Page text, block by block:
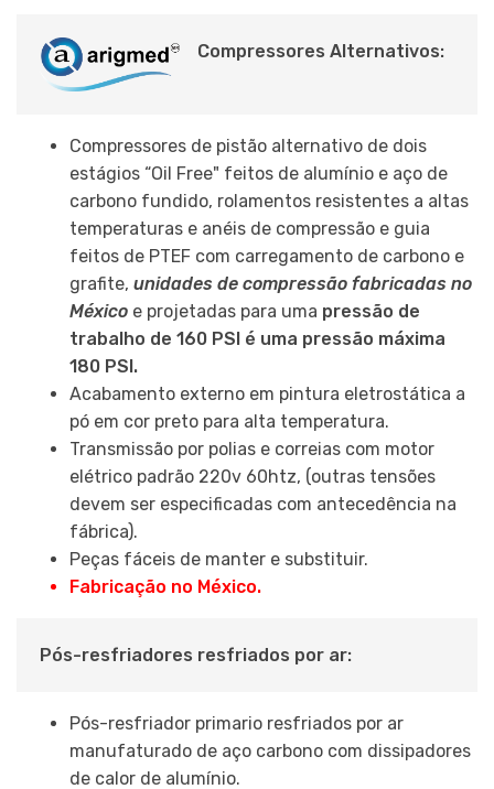
Compressores Alternativos:
Compressores de pistão alternativo de dois
estágios “Oil Free" feitos de alumínio e aço de
carbono fundido, rolamentos resistentes a altas
temperaturas e anéis de compressão e guia
feitos de PTEF com carregamento de carbono e
grafite, unidades de compressão fabricadas no
México e projetadas para uma pressão de
trabalho de 160 PSI é uma pressão máxima
180 PSI.
Acabamento externo em pintura eletrostática a
pó em cor preto para alta temperatura.
Transmissão por polias e correias com motor
elétrico padrão 220v 60htz, (outras tensões
devem ser especificadas com antecedência na
fábrica).
Peças fáceis de manter e substituir.
Fabricação no México.
Pós-resfriadores resfriados por ar:
Pós-resfriador primario resfriados por ar
manufaturado de aço carbono com dissipadores
de calor de alumínio.